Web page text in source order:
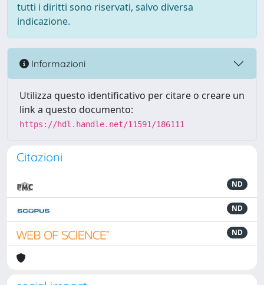
tutti i diritti sono riservati, salvo diversa
indicazione.
Informazioni
Utilizza questo identificativo per citare o creare un
link a questo documento:
https://hdl.handle.net/11591/186111
Citazioni
ND
ND
ND